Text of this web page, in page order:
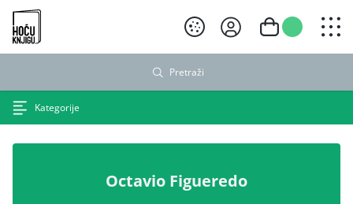
Hoću knjigu crni logo
Pretraži
Kategorije
Octavio Figueredo